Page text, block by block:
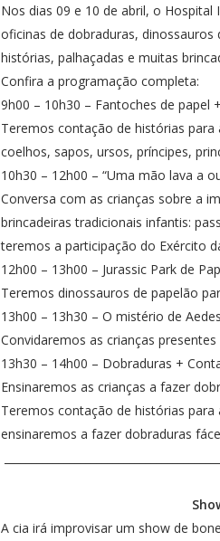
Nos dias 09 e 10 de abril, o
oficinas de dobraduras,
histórias, palhaçadas e muitas
Confira a programação completa:
9h00 – 10h30 – Fantoches de papel
Teremos contação de histórias
coelhos, sapos, ursos, príncipes,
10h30 – 12h00 – “Uma mão lava a
Conversa com as crianças sobre a
brincadeiras tradicionais infantis:
teremos a participação do Exército
12h00 – 13h00 – Jurassic Park de
Teremos dinossauros de papelão
13h00 – 13h30 – O mistério de
Convidaremos as crianças
13h30 – 14h00 – Dobraduras +
Ensinaremos as crianças a fazer
Teremos contação de histórias
ensinaremos a fazer dobraduras
A cia irá improvisar um show de